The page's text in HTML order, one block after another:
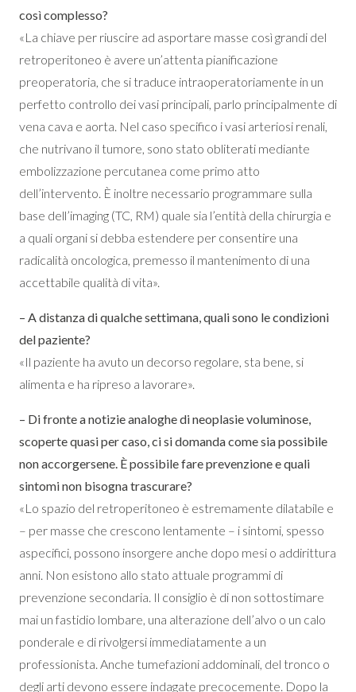
così complesso?
«La chiave per riuscire ad asportare masse così grandi del
retroperitoneo è avere un’attenta pianificazione
preoperatoria, che si traduce intraoperatoriamente in un
perfetto controllo dei vasi principali, parlo principalmente di
vena cava e aorta. Nel caso specifico i vasi arteriosi renali,
che nutrivano il tumore, sono stato obliterati mediante
embolizzazione percutanea come primo atto
dell’intervento. È inoltre necessario programmare sulla
base dell’imaging (TC, RM) quale sia l’entità della chirurgia e
a quali organi si debba estendere per consentire una
radicalità oncologica, premesso il mantenimento di una
accettabile qualità di vita».
– A distanza di qualche settimana, quali sono le condizioni
del paziente?
«Il paziente ha avuto un decorso regolare, sta bene, si
alimenta e ha ripreso a lavorare».
– Di fronte a notizie analoghe di neoplasie voluminose,
scoperte quasi per caso, ci si domanda come sia possibile
non accorgersene. È possibile fare prevenzione e quali
sintomi non bisogna trascurare?
«Lo spazio del retroperitoneo è estremamente dilatabile e
– per masse che crescono lentamente – i sintomi, spesso
aspecifici, possono insorgere anche dopo mesi o addirittura
anni. Non esistono allo stato attuale programmi di
prevenzione secondaria. Il consiglio è di non sottostimare
mai un fastidio lombare, una alterazione dell’alvo o un calo
ponderale e di rivolgersi immediatamente a un
professionista. Anche tumefazioni addominali, del tronco o
degli arti devono essere indagate precocemente. Dopo la